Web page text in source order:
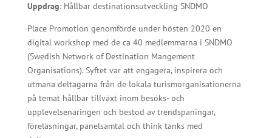
Uppdrag: Hållbar destinationsutveckling SNDMO
Place Promotion genomförde under hösten 2020 en
digital workshop med de ca 40 medlemmarna i SNDMO
(Swedish Network of Destination Mangement
Organisations). Syftet var att engagera, inspirera och
utmana deltagarna från de lokala turismorganisationerna
på temat hållbar tillväxt inom besöks- och
upplevelsenäringen och bestod av trendspaningar,
föreläsningar, panelsamtal och think tanks med